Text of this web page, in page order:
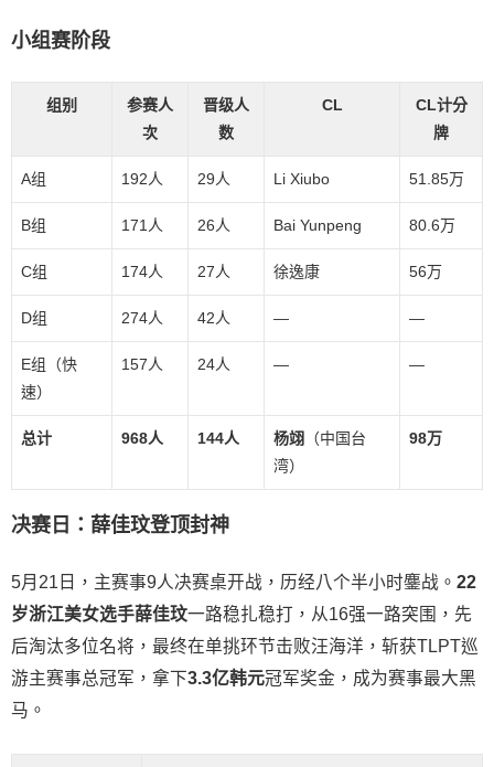
小组赛阶段
组别
参赛人
次
晋级人
数
CL
CL计分
牌
A组 192人 29人 Li Xiubo 51.85万
B组 171人 26人 Bai Yunpeng 80.6万
C组 174人 27人 徐逸康 56万
D组 274人 42人 — —
E组（快
速）
157人 24人 — —
总计 968人 144人 杨翊
（中国台
湾）
98万
决赛日：薛佳玟登顶封神
5月21日，主赛事9人决赛桌开战，历经八个半小时鏖战。 22
岁浙江美女选手薛佳玟一路稳扎稳打，从16强一路突围，先
后淘汰多位名将，最终在单挑环节击败汪海洋，斩获TLPT巡
游主赛事总冠军，拿下3.3亿韩元冠军奖金，成为赛事最大黑
马。